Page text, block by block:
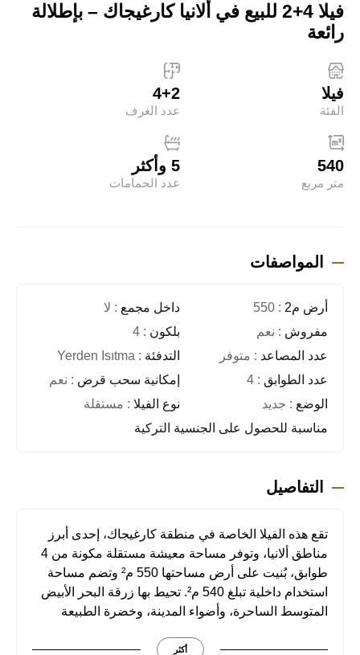
فيلا 4+2 للبيع في ألانيا كارغيجاك – بإطلالة
رائعة
فيلا
الفئة
4+2
عدد الغرف
540
متر مربع
5 وأكثر
عدد الحمامات
المواصفات
أرض م2 : 550 داخل مجمع : لا
مفروش : نعم بلكون : 4
عدد المصاعد : متوفر التدفئة : Yerden Isıtma
عدد الطوابق : 4 إمكانية سحب قرض : نعم
الوضع : جديد نوع الفيلا : مستقلة
مناسبة للحصول على الجنسية التركية
التفاصيل
تقع هذه الفيلا الخاصة في منطقة كارغيجاك، إحدى أبرز
مناطق ألانيا، وتوفر مساحة معيشة مستقلة مكونة من 4
طوابق، بُنيت على أرض مساحتها 550 م² وتضم مساحة
استخدام داخلية تبلغ 540 م². تحيط بها زرقة البحر الأبيض
المتوسط الساحرة، وأضواء المدينة، وخضرة الطبيعة
للمعيشة.
أكثر